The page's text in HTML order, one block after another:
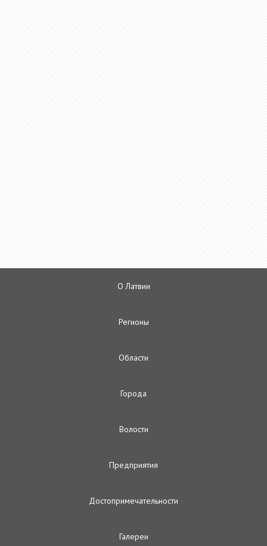
О Латвии
Регионы
Oбласти
Городa
Волости
Предприятия
Достопримечательности
Галереи